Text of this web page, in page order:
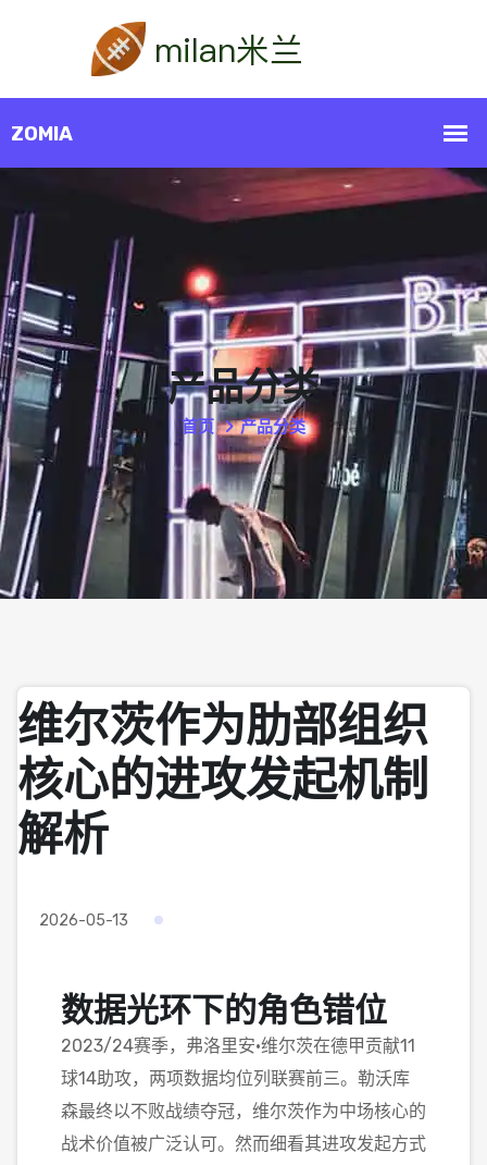
产品分类
首页 产品分类
维尔茨作为肋部组织
核心的进攻发起机制
解析
2026-05-13
数据光环下的角色错位
2023/24赛季，弗洛里安·维尔茨在德甲贡献11
球14助攻，两项数据均位列联赛前三。勒沃库
森最终以不败战绩夺冠，维尔茨作为中场核心的
战术价值被广泛认可。然而细看其进攻发起方式